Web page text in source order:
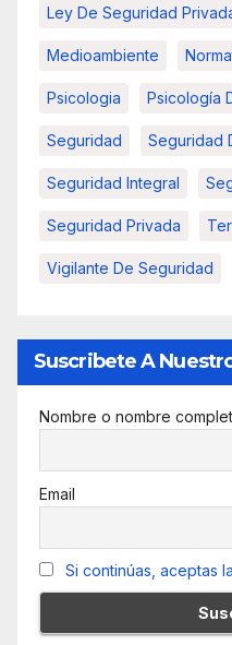
Ley De Seguridad
Medioambiente
Psicologia Psicología
Seguridad Seguridad
Seguridad Integral
Seguridad Privada
Vigilante De Seguridad
Suscribete A
Nombre o nombre
Email
Si continúas, aceptas